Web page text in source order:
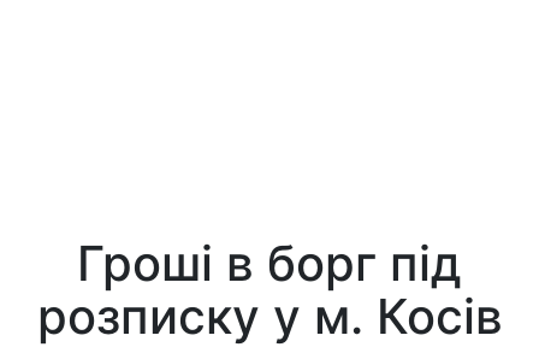
Гроші в борг під
розписку у м. Косів